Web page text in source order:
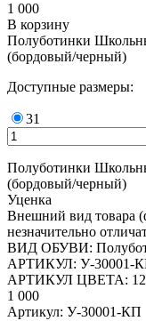
1 000
В корзину
Полуботинки
(бордовый/черный)
Доступные размеры:
31
Полуботинки
(бордовый/черный)
Уценка
Внешний вид товара
незначительно
ВИД ОБУВИ:
АРТИКУЛ: У-30001-
АРТИКУЛ ЦВЕТА:
1 000
Артикул: У-30001-КП